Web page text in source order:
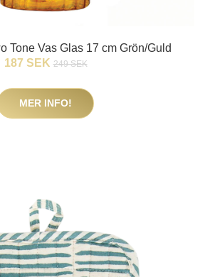
Tone Vas Glas 17 cm Grön/Guld
187 SEK 249 SEK
MER INFO!